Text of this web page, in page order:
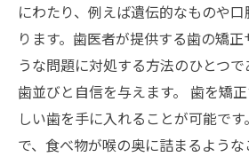
にわたり、例えば遺伝的なものや
ります。歯医者が提供する歯の矯
うな問題に対処する方法のひとつ
歯並びと自信を与えます。 歯を矯
しい歯を手に入れることが可能で
で、食べ物が喉の奥に詰まるよう